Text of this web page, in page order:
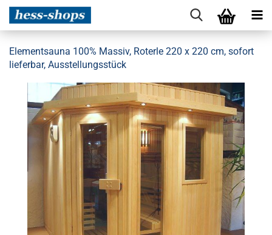
Elementsauna 100% Massiv, Roterle 220 x 220 cm, sofort
lieferbar, Ausstellungsstück